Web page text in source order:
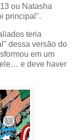
ou Natasha
principal".
teria
dessa versão do
em um
e deve haver